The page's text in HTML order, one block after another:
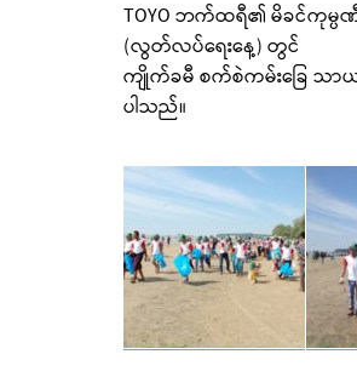
TOYO ဘက်ထရီ၏ မိခင်ကုမ္ပဏီ
(လွတ်လပ်ရေးနေ့) တွင်
ကျိုက်ခမီ စက်စဲကမ်းခြေ သာယာ
ပါသည်။